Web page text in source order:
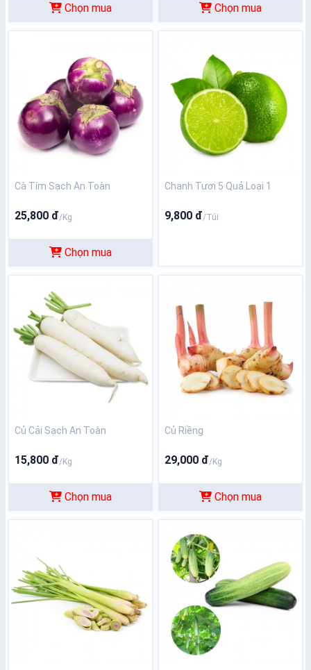
Chọn mua Chọn mua
Cà Tím Sạch An Toàn
25,800 đ/Kg
Chọn mua
Chanh Tươi 5 Quả Loại 1
9,800 đ/Túi
Củ Cải Sạch An Toàn
15,800 đ/Kg
Chọn mua
Củ Riềng
29,000 đ/Kg
Chọn mua